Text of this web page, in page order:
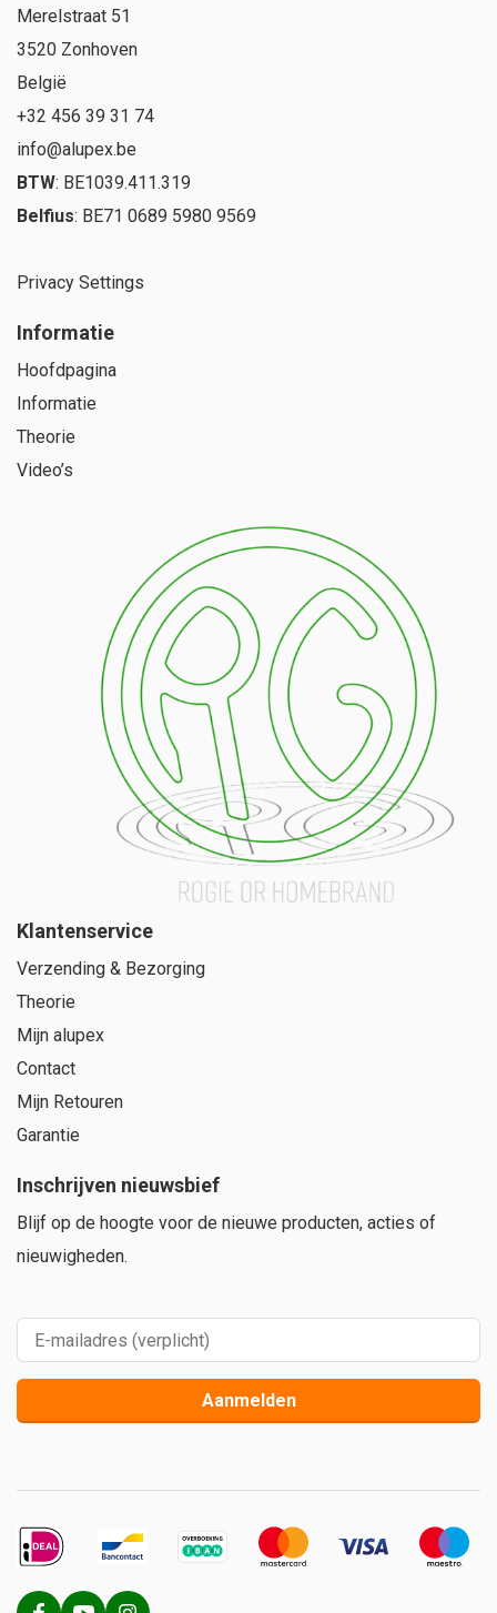
Merelstraat 51
3520 Zonhoven
België
+32 456 39 31 74
info@alupex.be
BTW: BE1039.411.319
Belfius: BE71 0689 5980 9569
Privacy Settings
Informatie
Hoofdpagina
Informatie
Theorie
Video’s
Klantenservice
Verzending & Bezorging
Theorie
Mijn alupex
Contact
Mijn Retouren
Garantie
Inschrijven nieuwsbief
Blijf op de hoogte voor de nieuwe producten, acties of
nieuwigheden.
Aanmelden